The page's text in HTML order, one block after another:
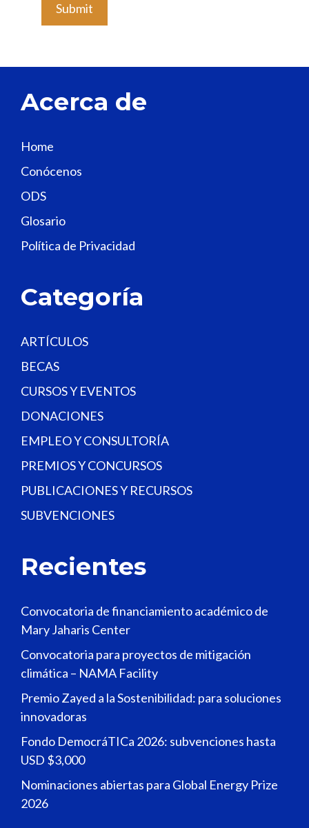
a
h
f
i
e
d
b
n
.
Acerca de
Home
Conócenos
ODS
Glosario
Política de Privacidad
Categoría
ARTÍCULOS
BECAS
CURSOS Y EVENTOS
DONACIONES
EMPLEO Y CONSULTORÍA
PREMIOS Y CONCURSOS
PUBLICACIONES Y RECURSOS
SUBVENCIONES
Recientes
Convocatoria de financiamiento académico de
Mary Jaharis Center
Convocatoria para proyectos de mitigación
climática – NAMA Facility
Premio Zayed a la Sostenibilidad: para soluciones
innovadoras
Fondo DemocráTICa 2026: subvenciones hasta
USD $3,000
Nominaciones abiertas para Global Energy Prize
2026